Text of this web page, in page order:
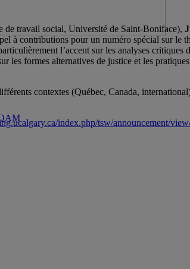
de travail social, Université de Saint-Boniface),
à contributions pour un numéro spécial sur le
l’accent sur les analyses critiques
les formes alternatives de justice et les
contextes (Québec, Canada,
index.php/tsw/announcement/